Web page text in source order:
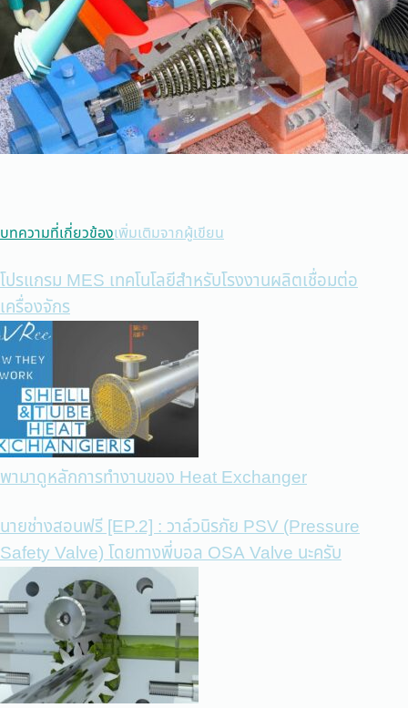
บทความที่เกี่ยวข้องเพิ่มเติมจากผู้เขียน
โปรแกรม MES เทคโนโลยีสำหรับโรงงานผลิตเชื่อมต่อ
เครื่องจักร
พามาดูหลักการทำงานของ Heat Exchanger
นายช่างสอนฟรี [EP.2] : วาล์วนิรภัย PSV (Pressure
Safety Valve) โดยทางพี่บอล OSA Valve นะครับ